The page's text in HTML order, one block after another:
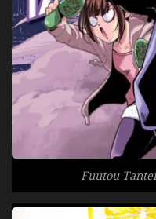
Fuutou